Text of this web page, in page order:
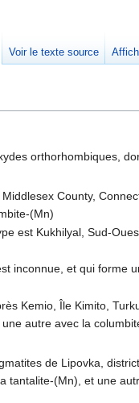
orthorhombiques,
County,
(Mn)
est Kukhilyal, Sud-
inconnue, et qui forme
Kemio, Île Kimito,
autre avec la
de Lipovka,
tantalite-(Mn), et une
Voir le texte source